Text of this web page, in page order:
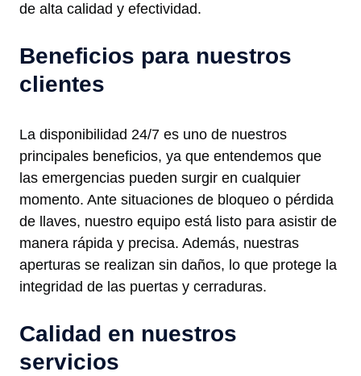
de alta calidad y efectividad.
Beneficios para nuestros
clientes
La disponibilidad 24/7 es uno de nuestros
principales beneficios, ya que entendemos que
las emergencias pueden surgir en cualquier
momento. Ante situaciones de bloqueo o pérdida
de llaves, nuestro equipo está listo para asistir de
manera rápida y precisa. Además, nuestras
aperturas se realizan sin daños, lo que protege la
integridad de las puertas y cerraduras.
Calidad en nuestros
servicios